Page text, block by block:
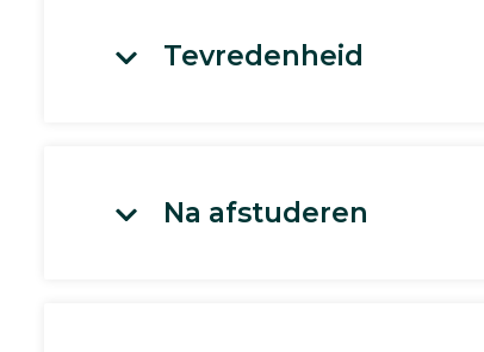
Tevredenheid
Na afstuderen